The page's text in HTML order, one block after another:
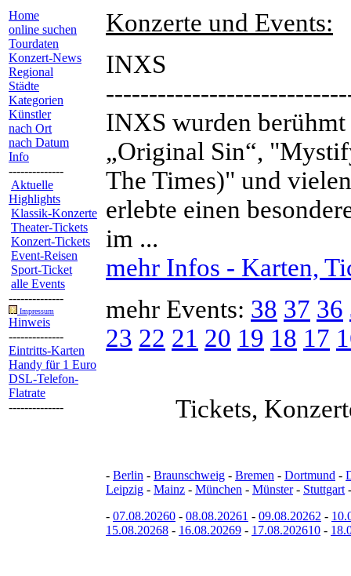
Home
online suchen
Tourdaten
Konzert-News
Regional
Städte
Kategorien
Künstler
nach Ort
nach Datum
Info
--------------
Aktuelle
Highlights
Klassik-Konzerte
Theater-Tickets
Konzert-Tickets
Event-Reisen
Sport-Ticket
alle Events
--------------
Impressum
Hinweis
--------------
Eintritts-Karten
Handy für 1 Euro
DSL-Telefon-
Flatrate
--------------
Konzerte und Events:
INXS
INXS wurden
„Original Sin“,
The Times)" und
erlebte einen
im ...
mehr Infos - Karten,
mehr Events: 38 37 36
23 22 21 20 19 18 17
Tickets,
- Berlin - Braunschweig - Bremen - Dortmund -
Leipzig - Mainz - München - Münster- Stuttgart
- 07.08.20260 - 08.08.20261 - 09.08.20262 -
15.08.20268 - 16.08.20269 - 17.08.202610 -